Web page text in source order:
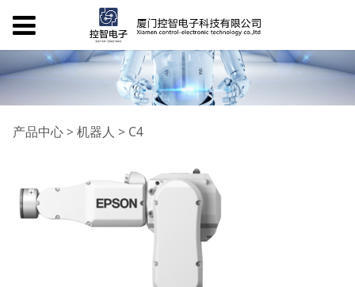
C4
产品中心> 机器人 > C4